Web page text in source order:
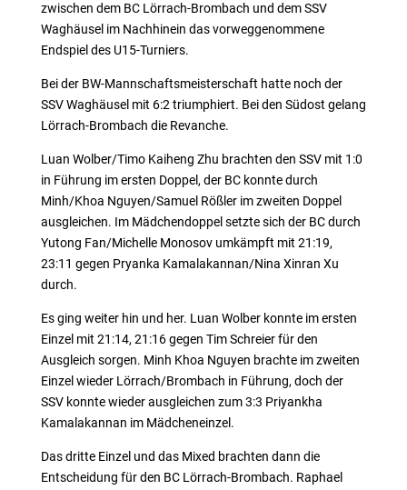
zwischen dem BC Lörrach-Brombach und dem SSV
Waghäusel im Nachhinein das vorweggenommene
Endspiel des U15-Turniers.
Bei der BW-Mannschaftsmeisterschaft hatte noch der
SSV Waghäusel mit 6:2 triumphiert. Bei den Südost gelang
Lörrach-Brombach die Revanche.
Luan Wolber/Timo Kaiheng Zhu brachten den SSV mit 1:0
in Führung im ersten Doppel, der BC konnte durch
Minh/Khoa Nguyen/Samuel Rößler im zweiten Doppel
ausgleichen. Im Mädchendoppel setzte sich der BC durch
Yutong Fan/Michelle Monosov umkämpft mit 21:19,
23:11 gegen Pryanka Kamalakannan/Nina Xinran Xu
durch.
Es ging weiter hin und her. Luan Wolber konnte im ersten
Einzel mit 21:14, 21:16 gegen Tim Schreier für den
Ausgleich sorgen. Minh Khoa Nguyen brachte im zweiten
Einzel wieder Lörrach/Brombach in Führung, doch der
SSV konnte wieder ausgleichen zum 3:3 Priyankha
Kamalakannan im Mädcheneinzel.
Das dritte Einzel und das Mixed brachten dann die
Entscheidung für den BC Lörrach-Brombach. Raphael